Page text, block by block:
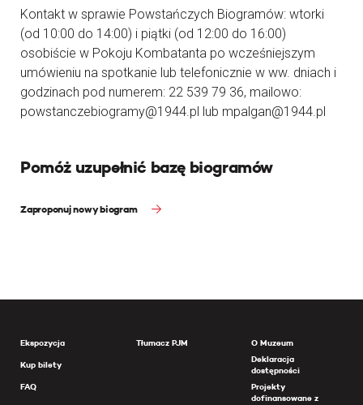
Kontakt w sprawie Powstańczych Biogramów: wtorki
(od 10:00 do 14:00) i piątki (od 12:00 do 16:00)
osobiście w Pokoju Kombatanta po wcześniejszym
umówieniu na spotkanie lub telefonicznie w ww. dniach i
godzinach pod numerem: 22 539 79 36, mailowo:
powstanczebiogramy@1944.pl lub mpalgan@1944.pl
Pomóż uzupełnić bazę biogramów
Zaproponuj nowy biogram
Ekspozycja
Kup bilety
FAQ
Tłumacz PJM
O Muzeum
Deklaracja
dostępności
Projekty
dofinansowane z